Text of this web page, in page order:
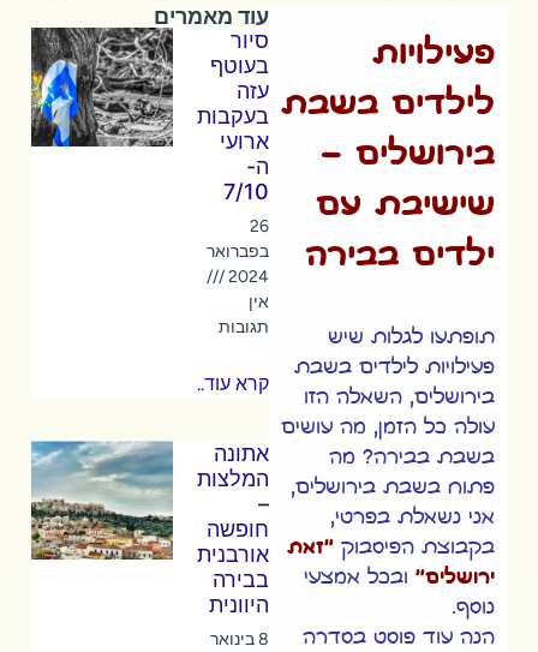
פעילויות
לילדים בשבת
בירושלים –
שישיבת עם
ילדים בבירה
תופתעו לגלות שיש
פעילויות לילדים בשבת
בירושלים, השאלה הזו
עולה כל הזמן, מה עושים
בשבת בבירה? מה
פתוח בשבת בירושלים,
אני נשאלת בפרטי,
בקבוצת הפיסבוק "זאת
ירושלים" ובכל אמצעי
נוסף.
הנה עוד פוסט בסדרה
עוד מאמרים
סיור
בעוטף
עזה
בעקבות
ארועי
ה-
7/10
26
בפברואר
2024
אין
תגובות
קרא עוד..
אתונה
המלצות
–
חופשה
אורבנית
בבירה
היוונית
8 בינואר